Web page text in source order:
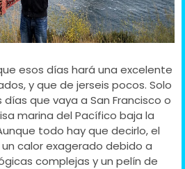
esos días hará una excelente
y que de jerseis pocos. Solo
que vaya a San Francisco o
marina del Pacífico baja la
todo hay que decirlo, el
calor exagerado debido a
complejas y un pelín de